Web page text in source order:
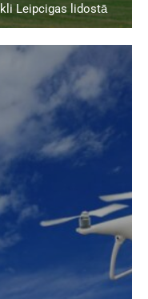
Leipcigas lidostā